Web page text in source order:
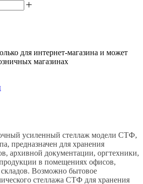
для интернет-магазина и может
магазинах
усиленный стеллаж модели СТФ,
предназначен для хранения
архивной документации, оргтехники,
в помещениях офисов,
Возможно бытовое
стеллажа СТФ для хранения